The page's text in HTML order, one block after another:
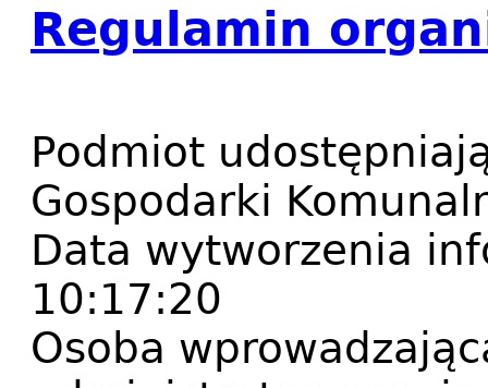
Regulamin
Podmiot
Gospodarki
Data wytworzenia
10:17:20
Osoba